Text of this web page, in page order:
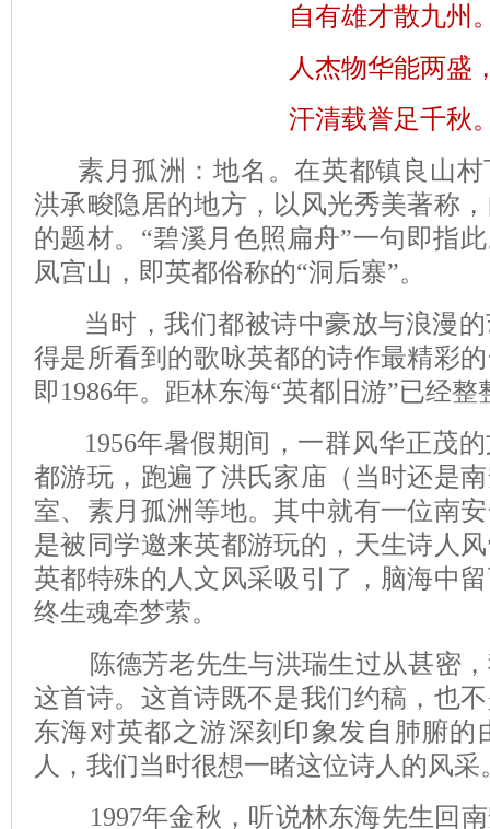
自有雄才散九州
人杰物华能两盛
汗清载誉足千秋
素月孤洲：地名。在英都镇良山村
洪承畯隐居的地方，以风光秀美著称
的题材。“碧溪月色照扁舟”一句即指
凤宫山，即英都俗称的“洞后寨”。
当时，我们都被诗中豪放与浪漫的
得是所看到的歌咏英都的诗作最精彩
即1986年。距林东海“英都旧游”已经整
1956年暑假期间，一群风华正茂的
都游玩，跑遍了洪氏家庙（当时还是
室、素月孤洲等地。其中就有一位南
是被同学邀来英都游玩的，天生诗人
英都特殊的人文风采吸引了，脑海中
终生魂牵梦萦。
陈德芳老先生与洪瑞生过从甚密，
这首诗。这首诗既不是我们约稿，也
东海对英都之游深刻印象发自肺腑的
人，我们当时很想一睹这位诗人的风采
1997年金秋，听说林东海先生回南